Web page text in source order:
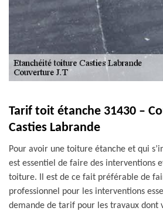
Tarif toit étanche 31430 –
Casties Labrande
Pour avoir une toiture étanche et qui
est essentiel de faire des interventions
toiture. Il est de ce fait préférable de
professionnel pour les interventions
demande de tarif pour les travaux dont